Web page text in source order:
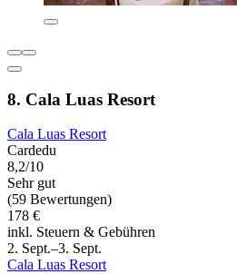
8. Cala Luas Resort
Cala Luas Resort
Cardedu
8,2/10
Sehr gut
(59 Bewertungen)
178 €
inkl. Steuern & Gebühren
2. Sept.–3. Sept.
Cala Luas Resort